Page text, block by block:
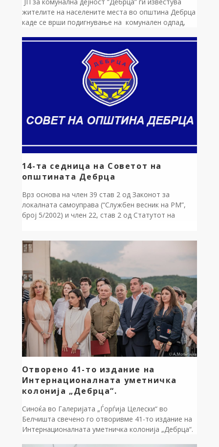
жителите на населените места во општина Дебрца
каде се врши подигнување на комунален одпад,
од 06:00 часот (наутро). Се замолуваат сите
жителите навремено да го одлагаат отпадот и да
ја почитуваат утврдената динамика, со цел
непречено и ефикасно извршување […]
14-та седница на Советот на
општината Дебрца
Врз основа на член 39 став 2 од Законот за
локалната самоуправа (“Службен весник на РМ”,
број 5/2002) и член 22, став 2 од Статутот на
Е Ш Е Н И Е за свикување на 14-та седница на
Советот на општината Дебрца Ја […]
Отворено 41-то издание на
Интернационалната уметничка
колонија „Дебрца“.
Синоќа во Галеријата „Ѓорѓија Целески“ во
Белчишта свечено го отворивме 41-то издание на
Интернационалната уметничка колонија „Дебрца“.